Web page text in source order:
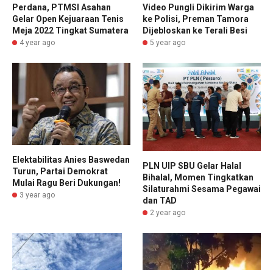
Perdana, PTMSI Asahan
Gelar Open Kejuaraan Tenis
Meja 2022 Tingkat Sumatera
4 year ago
Video Pungli Dikirim Warga
ke Polisi, Preman Tamora
Dijebloskan ke Terali Besi
5 year ago
Elektabilitas Anies Baswedan
Turun, Partai Demokrat
Mulai Ragu Beri Dukungan!
3 year ago
PLN UIP SBU Gelar Halal
Bihalal, Momen Tingkatkan
Silaturahmi Sesama Pegawai
dan TAD
2 year ago